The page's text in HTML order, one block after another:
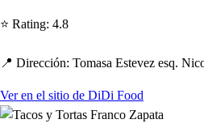
⭐ Rating: 4.8
📍 Dirección: Tomasa Estevez esq.
Ver en el sitio de DiDi Food